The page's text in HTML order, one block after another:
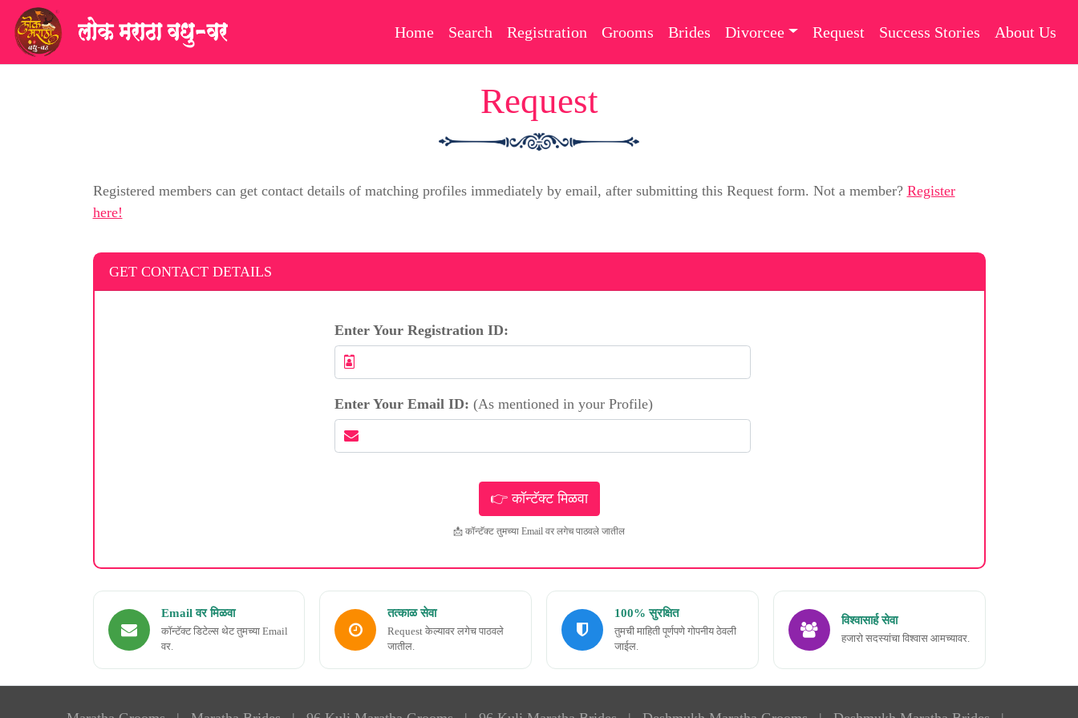
Home Search Registration Grooms Brides Divorcee Request Success Stories About Us
Request
Registered members can get contact details of matching profiles immediately by email, after submitting this Request form. Not a member? Register
here!
GET CONTACT DETAILS
Enter Your Registration ID:
Enter Your Email ID: (As mentioned in your Profile)
📩 कॉन्टॅक्ट तुमच्या Email वर लगेच पाठवले जातील
Email वर मिळवा
कॉन्टॅक्ट डिटेल्स थेट तुमच्या Email
वर.
तत्काळ सेवा
Request केल्यावर लगेच पाठवले
जातील.
100% सुरक्षित
तुमची माहिती पूर्णपणे गोपनीय ठेवली
जाईल.
विश्वासार्ह सेवा
हजारो सदस्यांचा विश्वास आमच्यावर.